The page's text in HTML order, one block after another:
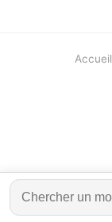
Accueil